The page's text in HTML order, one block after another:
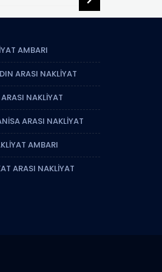
AMBARI
ARASI NAKLIYAT
NAKLIYAT
ARASI NAKLIYAT
AMBARI
ARASI NAKLIYAT